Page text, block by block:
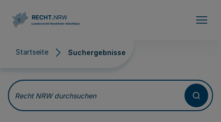
Startseite Suchergebnisse
Suchergebnisse
Recht NRW durchsuchen